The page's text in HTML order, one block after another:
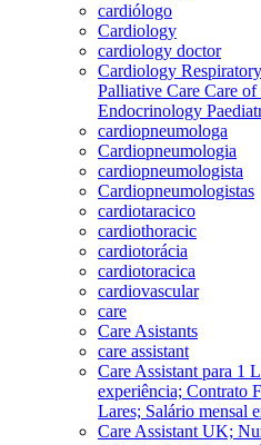
cardiólogo
Cardiology
cardiology doctor
Cardiology
Palliative Care Care
Endocrinology
cardiopneumologa
Cardiopneumologia
cardiopneumologista
Cardiopneumologistas
cardiotaracico
cardiothoracic
cardiotorácia
cardiotoracica
cardiovascular
care
Care Asistants
care assistant
Care Assistant para 1
experiência; Contrato
Lares; Salário mensal
Care Assistant UK;